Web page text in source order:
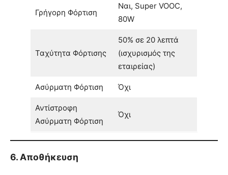
Γρήγορη Φόρτιση
Ναι, Super VOOC,
80W
Ταχύτητα Φόρτισης
50% σε 20 λεπτά
(ισχυρισμός της
εταιρείας)
Ασύρματη Φόρτιση Όχι
Αντίστροφη
Ασύρματη Φόρτιση
Όχι
6. Αποθήκευση